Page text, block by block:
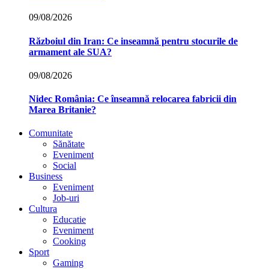
09/08/2026
Războiul din Iran: Ce inseamnă pentru stocurile de
armament ale SUA?
09/08/2026
Nidec România: Ce înseamnă relocarea fabricii din
Marea Britanie?
Comunitate
Sănătate
Eveniment
Social
Business
Eveniment
Job-uri
Cultura
Educatie
Eveniment
Cooking
Sport
Gaming